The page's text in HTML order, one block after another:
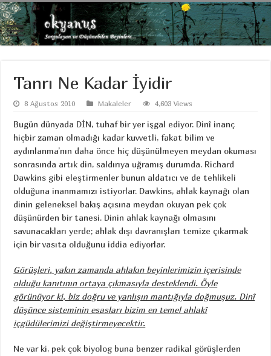
Tanrı Ne Kadar İyidir
8 Ağustos 2010 Makaleler 4,603 Views
Bugün dünyada DİN, tuhaf bir yer işgal ediyor. Dinî inanç
hiçbir zaman olmadığı kadar kuvvetli, fakat bilim ve
aydınlanma’nın daha önce hiç düşünülmeyen meydan okuması
sonrasında artık din, saldırıya uğramış durumda. Richard
Dawkins gibi eleştirmenler bunun aldatıcı ve de tehlikeli
olduğuna inanmamızı istiyorlar. Dawkins, ahlak kaynağı olan
dinin geleneksel bakış açısına meydan okuyan pek çok
düşünürden bir tanesi. Dinin ahlak kaynağı olmasını
savunacakları yerde; ahlak dışı davranışları temize çıkarmak
için bir vasıta olduğunu iddia ediyorlar.
Görüşleri, yakın zamanda ahlakın beyinlerimizin içerisinde
olduğu kanıtının ortaya çıkmasıyla desteklendi. Öyle
görünüyor ki, biz doğru ve yanlışın mantığıyla doğmuşuz. Dinî
düşünce sisteminin esasları bizim en temel ahlakî
içgüdülerimizi değiştirmeyecektir.
Ne var ki, pek çok biyolog buna benzer radikal görüşlerden